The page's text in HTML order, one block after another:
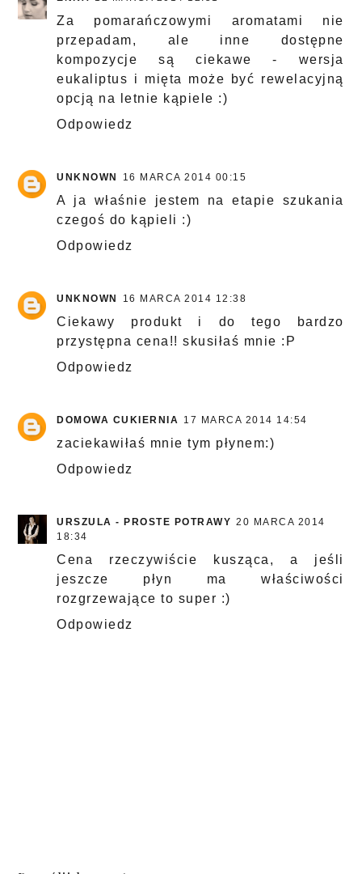
Za pomarańczowymi aromatami nie
przepadam, ale inne dostępne
kompozycje są ciekawe - wersja
eukaliptus i mięta może być rewelacyjną
opcją na letnie kąpiele :)
Odpowiedz
UNKNOWN 16 MARCA 2014 00:15
A ja właśnie jestem na etapie szukania
czegoś do kąpieli :)
Odpowiedz
UNKNOWN 16 MARCA 2014 12:38
Ciekawy produkt i do tego bardzo
przystępna cena!! skusiłaś mnie :P
Odpowiedz
DOMOWA CUKIERNIA 17 MARCA 2014 14:54
zaciekawiłaś mnie tym płynem:)
Odpowiedz
URSZULA - PROSTE POTRAWY 20 MARCA 2014
18:34
Cena rzeczywiście kusząca, a jeśli
jeszcze płyn ma właściwości
rozgrzewające to super :)
Odpowiedz